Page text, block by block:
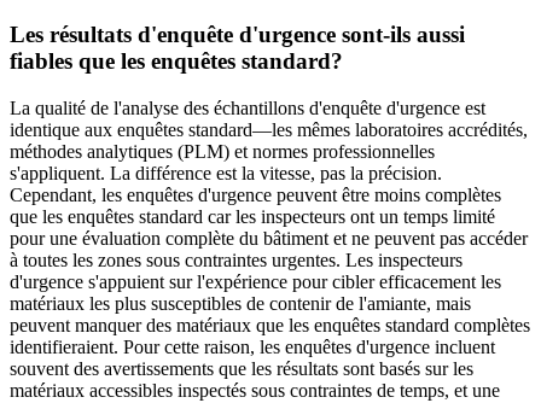
Les résultats d'enquête d'urgence sont-ils aussi
fiables que les enquêtes standard?
La qualité de l'analyse des échantillons d'enquête d'urgence est
identique aux enquêtes standard—les mêmes laboratoires accrédités,
méthodes analytiques (PLM) et normes professionnelles
s'appliquent. La différence est la vitesse, pas la précision.
Cependant, les enquêtes d'urgence peuvent être moins complètes
que les enquêtes standard car les inspecteurs ont un temps limité
pour une évaluation complète du bâtiment et ne peuvent pas accéder
à toutes les zones sous contraintes urgentes. Les inspecteurs
d'urgence s'appuient sur l'expérience pour cibler efficacement les
matériaux les plus susceptibles de contenir de l'amiante, mais
peuvent manquer des matériaux que les enquêtes standard complètes
identifieraient. Pour cette raison, les enquêtes d'urgence incluent
souvent des avertissements que les résultats sont basés sur les
matériaux accessibles inspectés sous contraintes de temps, et une